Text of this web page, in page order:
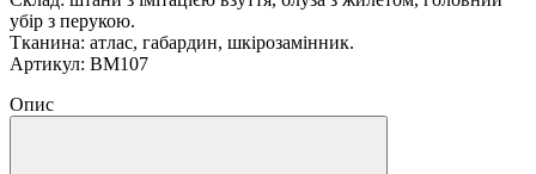
убір з перукою.
Тканина: атлас, габардин, шкірозамінник.
Артикул: ВМ107
Опис